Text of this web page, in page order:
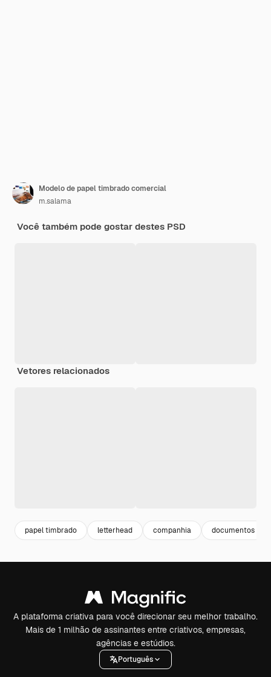
Modelo de papel timbrado comercial
m.salama
Você também pode gostar destes PSD
Vetores relacionados
papel timbrado letterhead companhia documentos
A plataforma criativa para você direcionar seu melhor trabalho.
Mais de 1 milhão de assinantes entre criativos, empresas,
agências e estúdios.
Português